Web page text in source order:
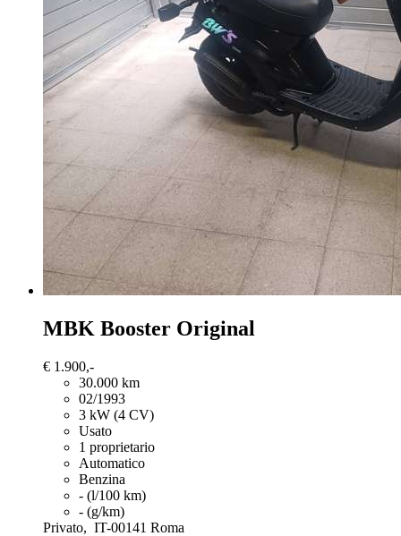
MBK Booster Original
€ 1.900,-
30.000 km
02/1993
3 kW (4 CV)
Usato
1 proprietario
Automatico
Benzina
- (l/100 km)
- (g/km)
Privato, IT-00141 Roma